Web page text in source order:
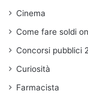
Cinema
Come fare soldi
Concorsi pubblici
Curiosità
Farmacista